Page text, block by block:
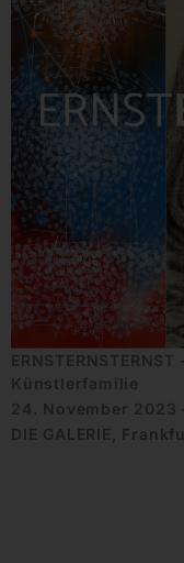
Künstlerfamilie
24. November 2023
DIE GALERIE,